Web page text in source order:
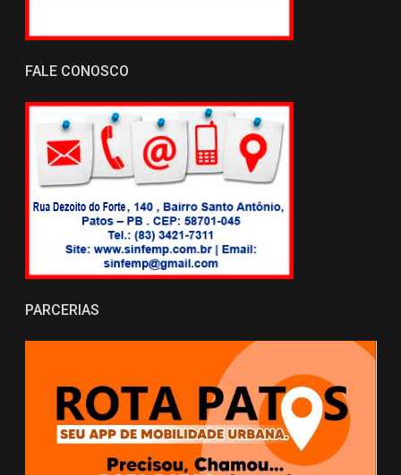
FALE CONOSCO
PARCERIAS